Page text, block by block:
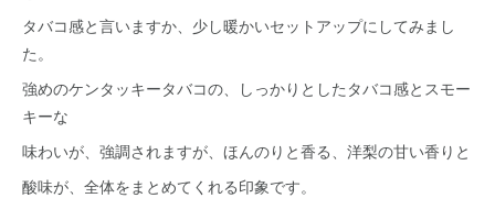
タバコ感と言いますか、少し暖かいセットアップにしてみまし
た。
強めのケンタッキータバコの、しっかりとしたタバコ感とスモー
キーな
味わいが、強調されますが、ほんのりと香る、洋梨の甘い香りと
酸味が、全体をまとめてくれる印象です。